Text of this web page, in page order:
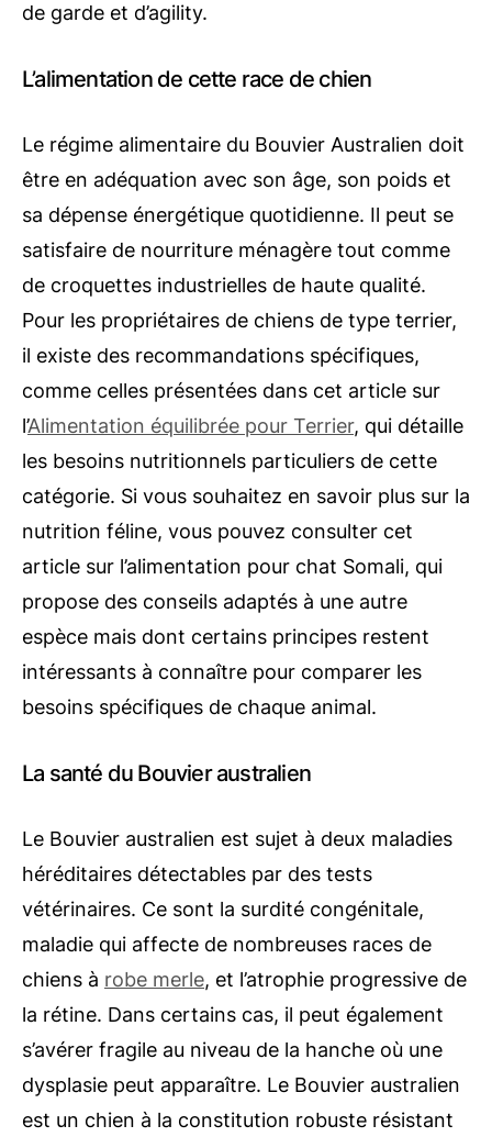
de garde et d’agility.
L’alimentation de cette race de chien
Le régime alimentaire du Bouvier Australien doit
être en adéquation avec son âge, son poids et
sa dépense énergétique quotidienne. Il peut se
satisfaire de nourriture ménagère tout comme
de croquettes industrielles de haute qualité.
Pour les propriétaires de chiens de type terrier,
il existe des recommandations spécifiques,
comme celles présentées dans cet article sur
l’Alimentation équilibrée pour Terrier, qui détaille
les besoins nutritionnels particuliers de cette
catégorie. Si vous souhaitez en savoir plus sur la
nutrition féline, vous pouvez consulter cet
article sur l’alimentation pour chat Somali, qui
propose des conseils adaptés à une autre
espèce mais dont certains principes restent
intéressants à connaître pour comparer les
besoins spécifiques de chaque animal.
La santé du Bouvier australien
Le Bouvier australien est sujet à deux maladies
héréditaires détectables par des tests
vétérinaires. Ce sont la surdité congénitale,
maladie qui affecte de nombreuses races de
chiens à robe merle, et l’atrophie progressive de
la rétine. Dans certains cas, il peut également
s’avérer fragile au niveau de la hanche où une
dysplasie peut apparaître. Le Bouvier australien
est un chien à la constitution robuste résistant